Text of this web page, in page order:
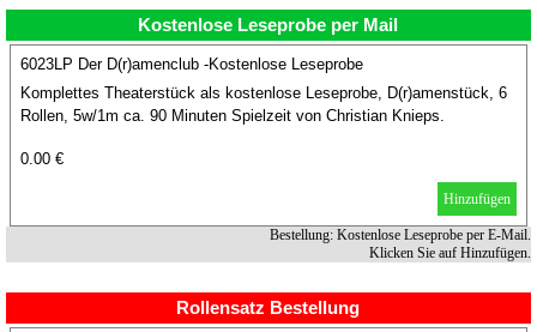
Kostenlose Leseprobe per Mail
6023LP Der D(r)amenclub -Kostenlose Leseprobe
Komplettes Theaterstück als kostenlose Leseprobe, D(r)amenstück, 6
Rollen, 5w/1m ca. 90 Minuten Spielzeit von Christian Knieps.
0.00 €
Hinzufügen
Bestellung: Kostenlose Leseprobe per E-Mail.
Klicken Sie auf Hinzufügen.
Rollensatz Bestellung